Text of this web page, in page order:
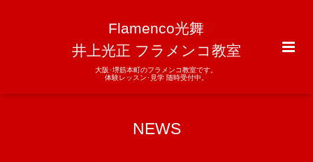
Flamenco光舞
井上光正 フラメンコ教室
大阪･堺筋本町のフラメンコ教室です。
体験レッスン･見学 随時受付中。
NEWS